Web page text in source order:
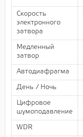
Скорость
электронного
затвора
Медленный
затвор
Автодиафрагма
День / Ночь
Цифровое
шумоподавление
WDR